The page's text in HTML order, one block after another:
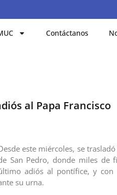
Contáctanos
al Papa Francisco
este miércoles, se
San Pedro, donde miles de
adiós al pontífice, y con
su urna.